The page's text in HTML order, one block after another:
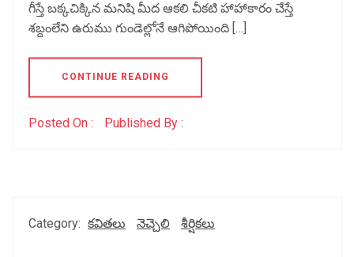
గీస్తే బక్కచిక్కిన మనిషి మీద ఆకలి చీకటి హాహాకారం చేస్తే
శబ్దంలేని ఉరుము గుండెల్లోనే ఆగిపోయింది […]
CONTINUE READING
Posted On : Published By :
Category: కవితలు నెచ్చెలి శీర్షికలు